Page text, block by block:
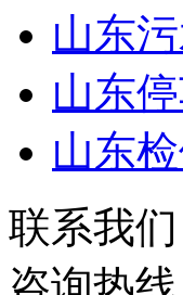
山东
山东
山东
联系我们
咨询热线